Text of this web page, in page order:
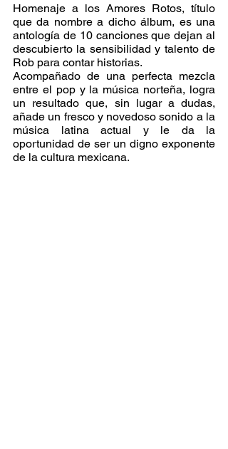
Homenaje a los Amores Rotos, título
que da nombre a dicho álbum, es una
antología de 10 canciones que dejan al
descubierto la sensibilidad y talento de
Rob para contar historias.
Acompañado de una perfecta mezcla
entre el pop y la música norteña, logra
un resultado que, sin lugar a dudas,
añade un fresco y novedoso sonido a la
música latina actual y le da la
oportunidad de ser un digno exponente
de la cultura mexicana.